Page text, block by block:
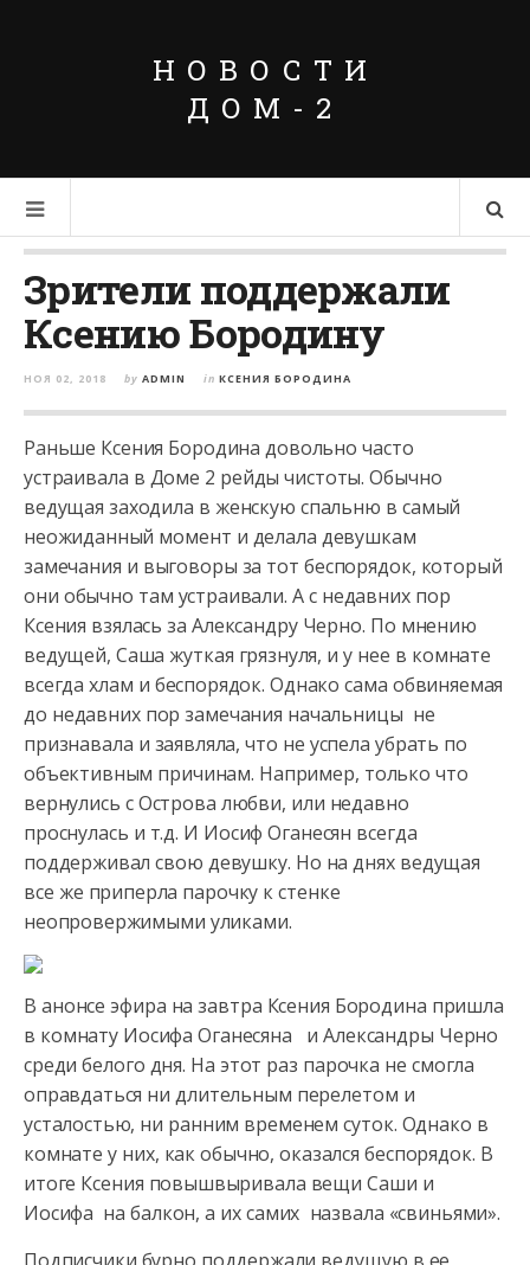
НОВОСТИ
ДОМ-2
Зрители поддержали
Ксению Бородину
НОЯ 02, 2018 by ADMIN in КСЕНИЯ БОРОДИНА
Раньше Ксения Бородина довольно часто
устраивала в Доме 2 рейды чистоты. Обычно
ведущая заходила в женскую спальню в самый
неожиданный момент и делала девушкам
замечания и выговоры за тот беспорядок, который
они обычно там устраивали. А с недавних пор
Ксения взялась за Александру Черно. По мнению
ведущей, Саша жуткая грязнуля, и у нее в комнате
всегда хлам и беспорядок. Однако сама обвиняемая
до недавних пор замечания начальницы не
признавала и заявляла, что не успела убрать по
объективным причинам. Например, только что
вернулись с Острова любви, или недавно
проснулась и т.д. И Иосиф Оганесян всегда
поддерживал свою девушку. Но на днях ведущая
все же приперла парочку к стенке
неопровержимыми уликами.
В анонсе эфира на завтра Ксения Бородина пришла
в комнату Иосифа Оганесяна и Александры Черно
среди белого дня. На этот раз парочка не смогла
оправдаться ни длительным перелетом и
усталостью, ни ранним временем суток. Однако в
комнате у них, как обычно, оказался беспорядок. В
итоге Ксения повышвыривала вещи Саши и
Иосифа на балкон, а их самих назвала «свиньями».